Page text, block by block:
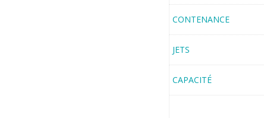
CONTENANCE
JETS
CAPACITÉ